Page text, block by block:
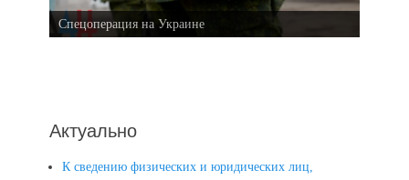
Спецоперация на Украине
Актуально
К сведению физических и юридических лиц,